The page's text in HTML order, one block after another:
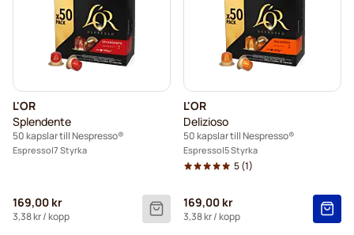
L'OR
Splendente
50 kapslar till Nespresso®
Espresso 7 Styrka
169,00 kr
3,38 kr/ kopp
L'OR
Delizioso
50 kapslar till Nespresso®
Espresso 5 Styrka
5(1)
169,00 kr
3,38 kr/ kopp